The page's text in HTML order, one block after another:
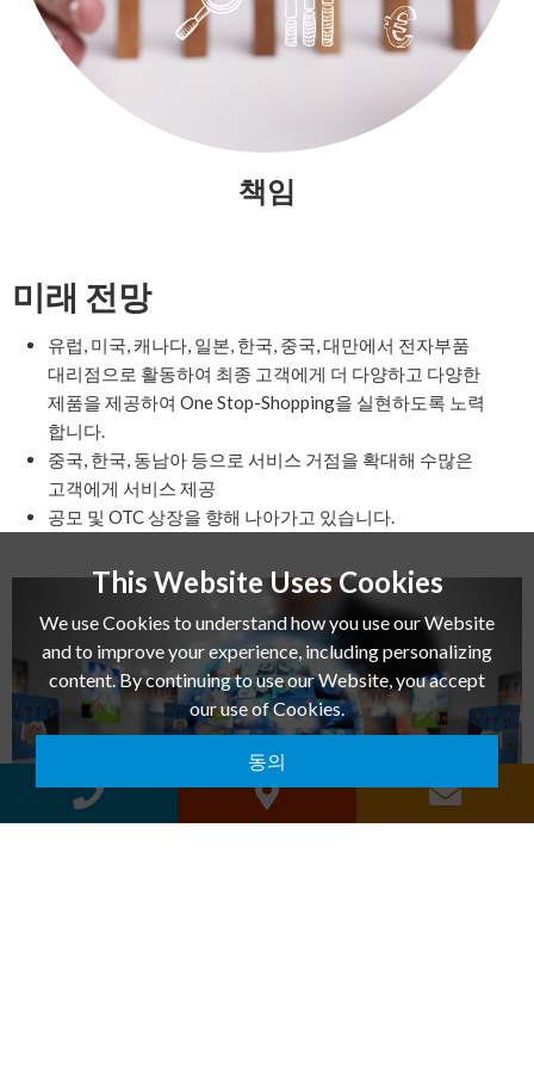
책임
미래 전망
유럽, 미국, 캐나다, 일본, 한국, 중국, 대만에서 전자부품
대리점으로 활동하여 최종 고객에게 더 다양하고 다양한
제품을 제공하여 One Stop-Shopping을 실현하도록 노력
합니다.
중국, 한국, 동남아 등으로 서비스 거점을 확대해 수많은
고객에게 서비스 제공
공모 및 OTC 상장을 향해 나아가고 있습니다.
This Website Uses Cookies
We use Cookies to understand how you use our Website
and to improve your experience, including personalizing
content. By continuing to use our Website, you accept
our use of Cookies.
동의